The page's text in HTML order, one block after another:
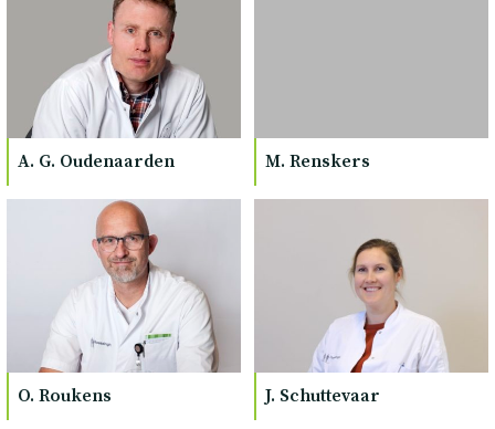
A. G. Oudenaarden M. Renskers
O. Roukens J. Schuttevaar